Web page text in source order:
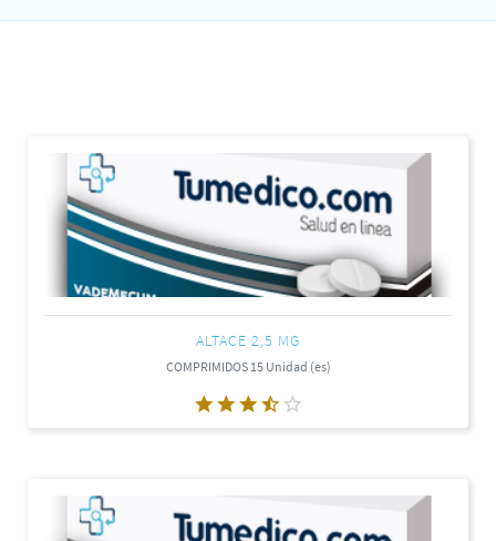
ALTACE 2,5 MG
COMPRIMIDOS 15 Unidad (es)